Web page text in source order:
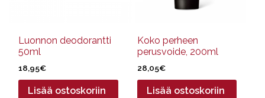
Luonnon deodorantti
50ml
18,95€
Lisää ostoskoriin
Koko perheen
perusvoide, 200ml
28,05€
Lisää ostoskoriin